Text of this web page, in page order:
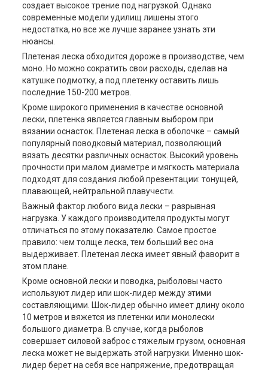
создает высокое трение под нагрузкой. Однако
современные модели удилищ лишены этого
недостатка, но все же лучше заранее узнать эти
нюансы.
Плетеная леска обходится дороже в производстве, чем
моно. Но можно сократить свои расходы, сделав на
катушке подмотку, а под плетенку оставить лишь
последние 150-200 метров.
Кроме широкого применения в качестве основной
лески, плетенка является главным выбором при
вязании оснасток. Плетеная леска в оболочке – самый
популярный поводковый материал, позволяющий
вязать десятки различных оснасток. Высокий уровень
прочности при малом диаметре и мягкость материала
подходят для создания любой презентации: тонущей,
плавающей, нейтральной плавучести.
Важный фактор любого вида лески – разрывная
нагрузка. У каждого производителя продукты могут
отличаться по этому показателю. Самое простое
правило: чем толще леска, тем больший вес она
выдерживает. Плетеная леска имеет явный фаворит в
этом плане.
Кроме основной лески и поводка, рыболовы часто
используют лидер или шок-лидер между этими
составляющими. Шок-лидер обычно имеет длину около
10 метров и вяжется из плетенки или монолески
большого диаметра. В случае, когда рыболов
совершает силовой заброс с тяжелым грузом, основная
леска может не выдержать этой нагрузки. Именно шок-
лидер берет на себя все напряжение, предотвращая